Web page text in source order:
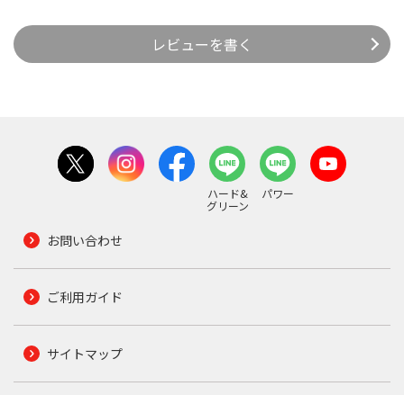
レビューを書く
ハード&
グリーン
パワー
お問い合わせ
ご利用ガイド
サイトマップ